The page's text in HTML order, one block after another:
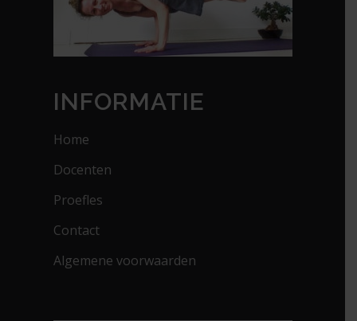
INFORMATIE
Home
Docenten
Proefles
Contact
Algemene voorwaarden